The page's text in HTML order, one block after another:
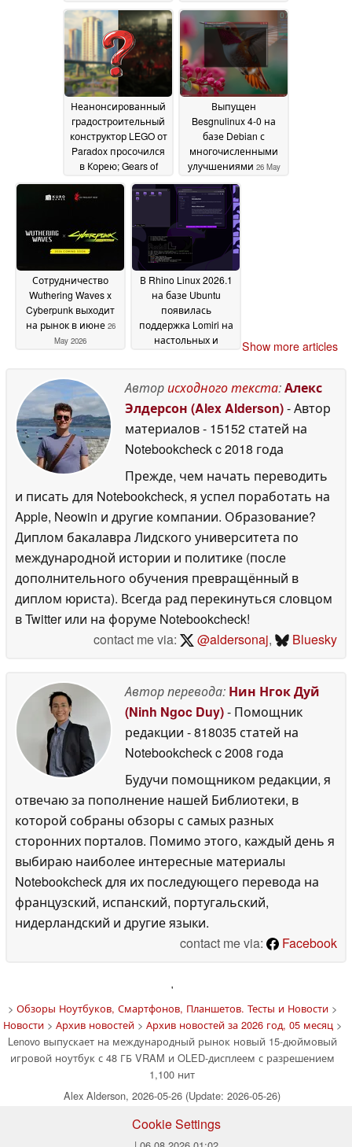
27
May 2026
26 May 2026
Неанонсированный
градостроительный
конструктор LEGO от
Paradox просочился
в Корею; Gears of
оценили
26 May 2026
Выпущен
Besgnulinux 4-0 на
базе Debian с
многочисленными
улучшениями 26 May
2026
Сотрудничество
Wuthering Waves x
Cyberpunk выходит
на рынок в июне 26
May 2026
В Rhino Linux 2026.1
на базе Ubuntu
появилась
поддержка Lomiri на
настольных и
2026
Show more articles
Авторисходного текста:Алекс
Элдерсон (Alex Alderson)- Автор
материалов- 15152 статей на
Notebookcheckc 2018 года
Прежде, чем начать переводить
и писать для Notebookcheck, я успел поработать на
Apple, Neowin и другие компании. Образование?
Диплом бакалавра Лидского университета по
международной истории и политике (после
дополнительного обучения превращённый в
диплом юриста). Всегда рад перекинуться словцом
в Twitter или на форуме Notebookcheck!
contact me via:
@aldersonaj, Bluesky
Автор перевода: Нин Нгок Дуй
(Ninh Ngoc Duy)- Помощник
редакции - 818035 статей на
Notebookcheckc 2008 года
Будучи помощником редакции, я
отвечаю за пополнение нашей Библиотеки, в
которой собраны обзоры с самых разных
сторонних порталов. Помимо этого, каждый день я
выбираю наиболее интересные материалы
Notebookcheck для их последующего перевода на
французский, испанский, португальский,
нидерландский и другие языки.
contact me via:
Facebook
'
> Обзоры Ноутбуков, Смартфонов, Планшетов. Тесты и Новости>
Новости> Архив новостей> Архив новостей за 2026 год, 05 месяц >
Lenovo выпускает на международный рынок новый 15-дюймовый
игровой ноутбук с 48 ГБ VRAM и OLED-дисплеем с разрешением
1,100 нит
Alex Alderson, 2026-05-26 (Update: 2026-05-26)
Cookie Settings